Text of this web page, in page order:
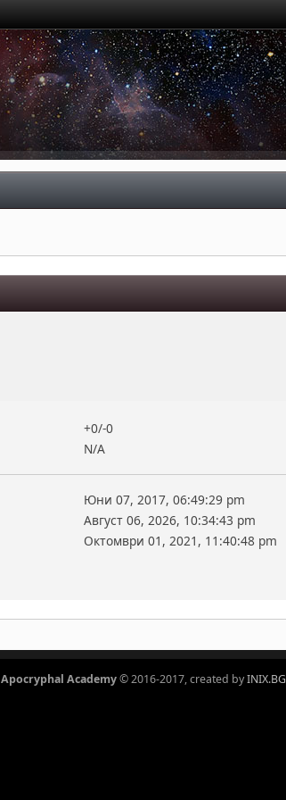
+0/-0
N/A
Юни 07, 2017, 06:49:29 pm
Август 06, 2026, 10:34:43 pm
Октомври 01, 2021, 11:40:48 pm
Apocryphal Academy© 2016-2017, created byINIX.BG